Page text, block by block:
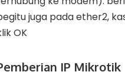
juga pada ether2,
OK
IP Mikrotik